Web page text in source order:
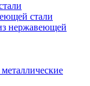
стали
нержавеющей